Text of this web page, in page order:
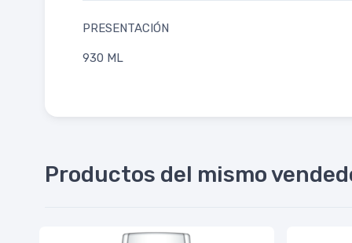
PRESENTACIÓN
930 ML
Productos del mismo